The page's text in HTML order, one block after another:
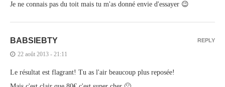
Je ne connais pas du toit mais tu m'as donné envie d'essayer 😉
BABSIEBTY
22 août 2013 - 21:11
Le résultat est flagrant! Tu as l'air beaucoup plus reposée!
REPLY